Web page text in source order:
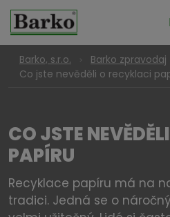
Barko, s.r.o.
Barko zpravodaj
Co jste nevěděli o recyklaci
CO JSTE
PAPÍRU
Recyklace papíru má na
tradici. Jedná se o